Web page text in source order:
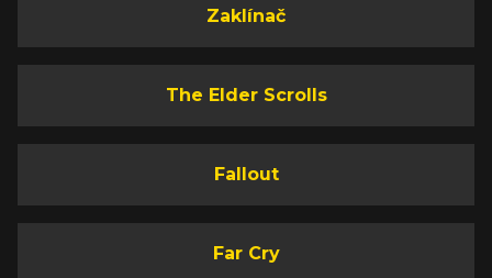
Zaklínač
The Elder Scrolls
Fallout
Far Cry